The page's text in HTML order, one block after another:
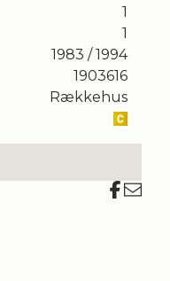
1
1
1983 / 1994
1903616
Rækkehus